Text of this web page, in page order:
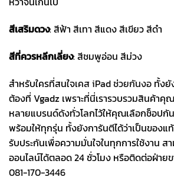
สีเสริมดวง: สีฟ้า สีเทา สีแดง สีเขียว สีดำ
สีที่ควรหลีกเลี่ยง: สีชมพูอ่อน สีม่วง
สำหรับใครที่สนใจเคส iPad ช่วยกันงอ ทั้งยั
ต้องที่ Vgadz เพราะที่นี่เรารวบรวมสินค้า
หลายแบรนด์ดังทั่วโลกไว้ให้คุณเลือกช็อปกั
พร้อมให้ทุกรุ่น ทั้งยังการันตีได้ว่าเป็นของแ
รับประกันเพื่อความมั่นใจในทุกการใช้งาน ส
ออนไลน์ได้ตลอด 24 ชั่วโมง หรือติดต่อฝ่าย
081-170-3446